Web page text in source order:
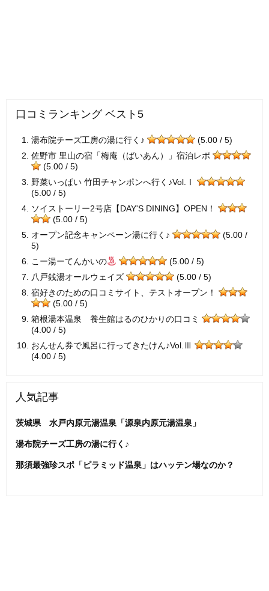
口コミランキング ベスト5
湯布院チーズ工房の湯に行く♪
(5.00 / 5)
佐野市 里山の宿「梅庵（ばいあん）」宿泊レポ
(5.00 / 5)
野菜いっぱい 竹田チャンポンへ行く♪Vol.Ⅰ
(5.00 / 5)
ソイストーリー2号店【DAY'S DINING】OPEN！
(5.00 / 5)
オープン記念キャンペーン湯に行く♪
(5.00 /
5)
こー湯ーてんかいの
(5.00 / 5)
八戸銭湯オールウェイズ
(5.00 / 5)
宿好きのための口コミサイト、テストオープン！
(5.00 / 5)
箱根湯本温泉 養生館はるのひかりの口コミ
(4.00 / 5)
おんせん券で風呂に行ってきたけん♪Vol.Ⅲ
(4.00 / 5)
人気記事
茨城県 水戸内原元湯温泉「源泉内原元湯温泉」
湯布院チーズ工房の湯に行く♪
那須最強珍スポ「ピラミッド温泉」はハッテン場なのか？